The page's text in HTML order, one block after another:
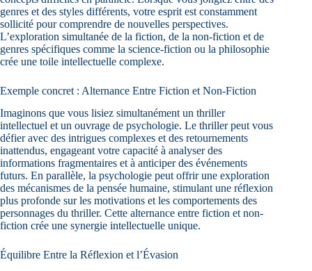
genres et des styles différents, votre esprit est constamment
sollicité pour comprendre de nouvelles perspectives.
L’exploration simultanée de la fiction, de la non-fiction et de
genres spécifiques comme la science-fiction ou la philosophie
crée une toile intellectuelle complexe.
Exemple concret : Alternance Entre Fiction et Non-Fiction
Imaginons que vous lisiez simultanément un thriller
intellectuel et un ouvrage de psychologie. Le thriller peut vous
défier avec des intrigues complexes et des retournements
inattendus, engageant votre capacité à analyser des
informations fragmentaires et à anticiper des événements
futurs. En parallèle, la psychologie peut offrir une exploration
des mécanismes de la pensée humaine, stimulant une réflexion
plus profonde sur les motivations et les comportements des
personnages du thriller. Cette alternance entre fiction et non-
fiction crée une synergie intellectuelle unique.
Équilibre Entre la Réflexion et l’Évasion